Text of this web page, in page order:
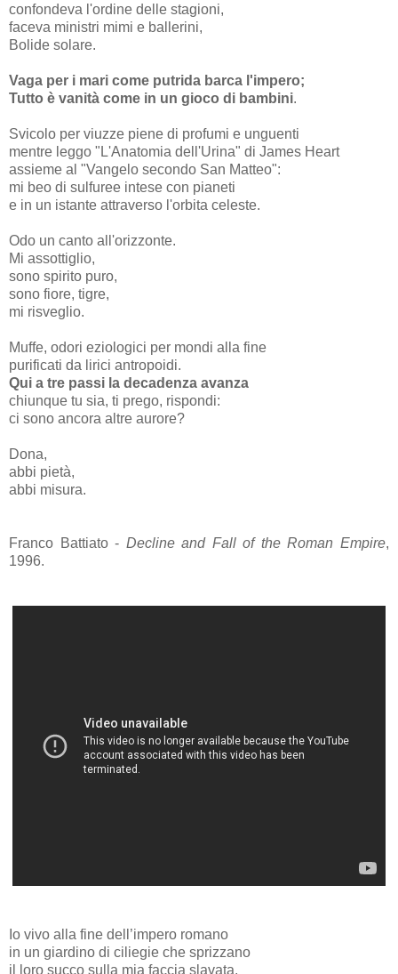
confondeva l'ordine delle stagioni,
faceva ministri mimi e ballerini,
Bolide solare.
Vaga per i mari come putrida barca l'impero;
Tutto è vanità come in un gioco di bambini.
Svicolo per viuzze piene di profumi e unguenti
mentre leggo "L'Anatomia dell'Urina" di James Heart
assieme al "Vangelo secondo San Matteo":
mi beo di sulfuree intese con pianeti
e in un istante attraverso l'orbita celeste.
Odo un canto all'orizzonte.
Mi assottiglio,
sono spirito puro,
sono fiore, tigre,
mi risveglio.
Muffe, odori eziologici per mondi alla fine
purificati da lirici antropoidi.
Qui a tre passi la decadenza avanza
chiunque tu sia, ti prego, rispondi:
ci sono ancora altre aurore?
Dona,
abbi pietà,
abbi misura.
Franco Battiato - Decline and Fall of the Roman Empire,
1996.
Io vivo alla fine dell’impero romano
in un giardino di ciliegie che sprizzano
il loro succo sulla mia faccia slavata.